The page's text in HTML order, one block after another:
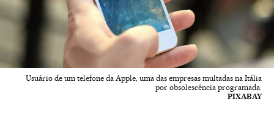
Usuário de um telefone da Apple, uma das empresas multadas na Itália
por obsolescência programada.
PIXABAY